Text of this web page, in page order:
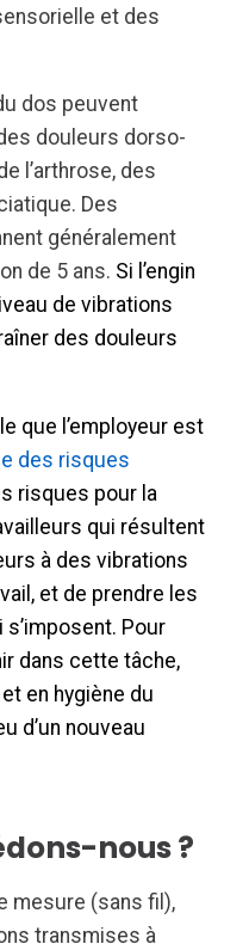
et des
dos peuvent
douleurs dorso-
l’arthrose, des
Des
généralement
de 5 ans. Si l’engin
de vibrations
des douleurs
que l’employeur est
des risques
risques pour la
qui résultent
à des vibrations
et de prendre les
Pour
dans cette tâche,
en hygiène du
d’un nouveau
nous ?
mesure (sans fil),
transmises à